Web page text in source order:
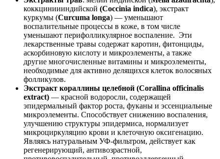
коккциниииндийской (Coccinia indica), экстракт
куркумы (Curcuma longa) — уменьшают
воспалительные процессы в коже, в том числе
уменьшают перифолликулярное воспаление. Эти
лекарственные травы содержат каротин, фитонциды,
аскорбиновую кислоту и микроэлементы, а также
другие многочисленные витамины и микроэлементы,
необходимые для активно делящихся клеток волосяных
фолликулов.
Экстракт кораллины целебной (Corallina officinalis
extract) — красной водоросли, содержащей
эпидермальный фактор роста, фуканы и эссенциальные
микроэлементы. Способствует снижению воспаления,
улучшению структуры эпидермиса, нормализует
микроциркуляцию крови и клеточную оксигенацию.
Являясь натуральным УФ-фильтром, действует как
регенерирующий, антивозрастной,